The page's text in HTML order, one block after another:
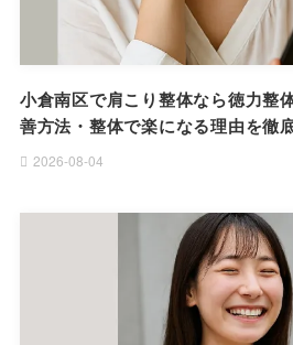
小倉南区で肩こり整体なら徳力整
善方法・整体で楽になる理由を徹
2026-08-04